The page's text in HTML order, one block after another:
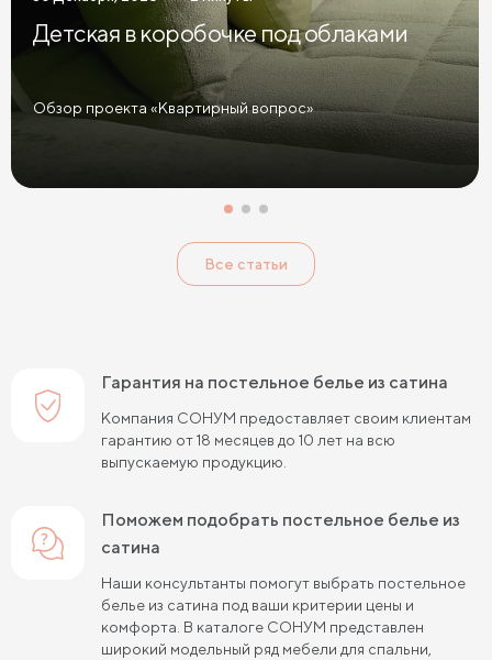
Детская в коробочке под облаками
Обзор проекта «Квартирный вопрос»
Все статьи
Гарантия на постельное белье из сатина
Компания СОНУМ предоставляет своим клиентам
гарантию от 18 месяцев до 10 лет на всю
выпускаемую продукцию.
Поможем подобрать постельное белье из
сатина
Наши консультанты помогут выбрать постельное
белье из сатина под ваши критерии цены и
комфорта. В каталоге СОНУМ представлен
широкий модельный ряд мебели для спальни,